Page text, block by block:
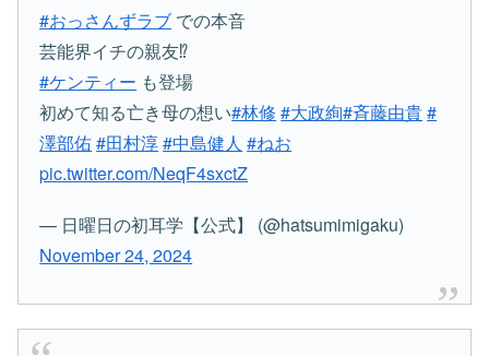
#おっさんずラブ での本音
芸能界イチの親友⁉
#ケンティー も登場
初めて知る亡き母の想い#林修 #大政絢#斉藤由貴#
澤部佑#田村淳#中島健人 #ねお
pic.twitter.com/NeqF4sxctZ
— 日曜日の初耳学【公式】 (@hatsumimigaku)
November 24, 2024